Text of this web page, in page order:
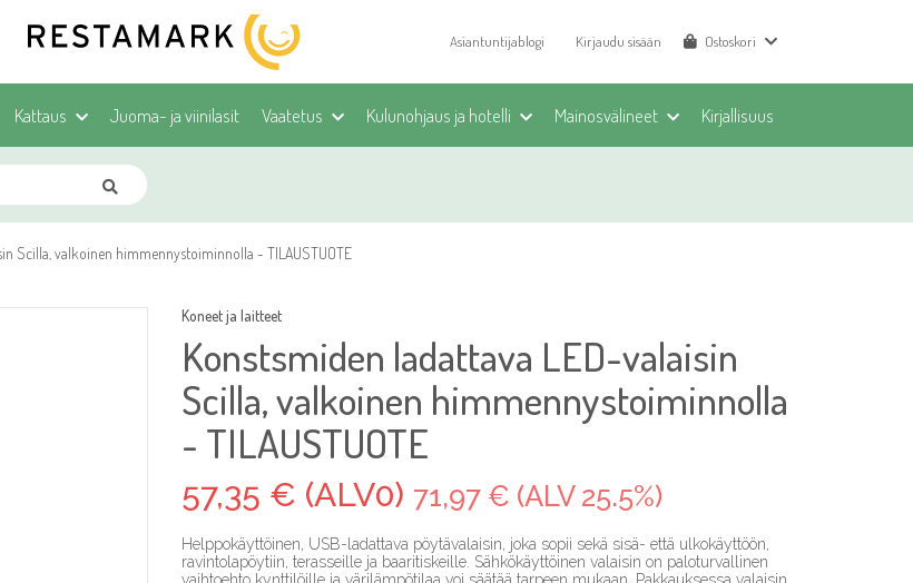
Asiantuntijablogi Kirjaudu sisään Ostoskori
Kattaus Juoma- ja viinilasit Vaatetus Kulunohjaus ja hotelli Mainosvälineet Kirjallisuus
Scilla, valkoinen himmennystoiminnolla - TILAUSTUOTE
Koneet ja laitteet
Konstsmiden ladattava LED-valaisin
Scilla, valkoinen himmennystoiminnolla
- TILAUSTUOTE
57,35 € (ALV0) 71,97 € (ALV 25.5%)
Helppokäyttöinen, USB-ladattava pöytävalaisin, joka sopii sekä sisä- että ulkokäyttöön,
ravintolapöytiin, terasseille ja baaritiskeille. Sähkökäyttöinen valaisin on paloturvallinen